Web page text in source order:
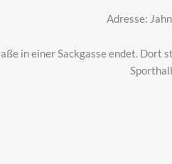
Adresse:
in einer Sackgasse endet. Dort